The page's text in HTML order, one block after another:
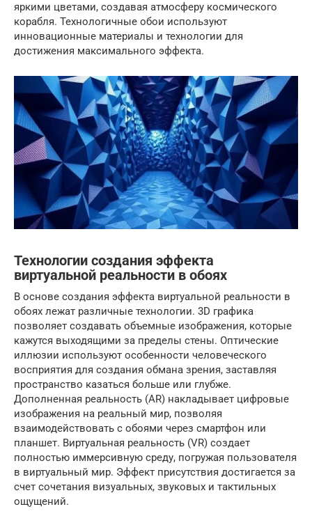
яркими цветами, создавая атмосферу космического
корабля. Технологичные обои используют
инновационные материалы и технологии для
достижения максимального эффекта.
Технологии создания эффекта
виртуальной реальности в обоях
В основе создания эффекта виртуальной реальности в
обоях лежат различные технологии. 3D графика
позволяет создавать объемные изображения, которые
кажутся выходящими за пределы стены. Оптические
иллюзии используют особенности человеческого
восприятия для создания обмана зрения, заставляя
пространство казаться больше или глубже.
Дополненная реальность (AR) накладывает цифровые
изображения на реальный мир, позволяя
взаимодействовать с обоями через смартфон или
планшет. Виртуальная реальность (VR) создает
полностью иммерсивную среду, погружая пользователя
в виртуальный мир. Эффект присутствия достигается за
счет сочетания визуальных, звуковых и тактильных
ощущений.